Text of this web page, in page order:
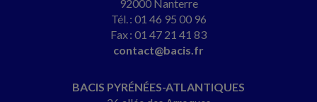
92000 Nanterre
Tél. : 01 46 95 00 96
Fax : 01 47 21 41 83
contact@bacis.fr
BACIS PYRÉNÉES-ATLANTIQUES